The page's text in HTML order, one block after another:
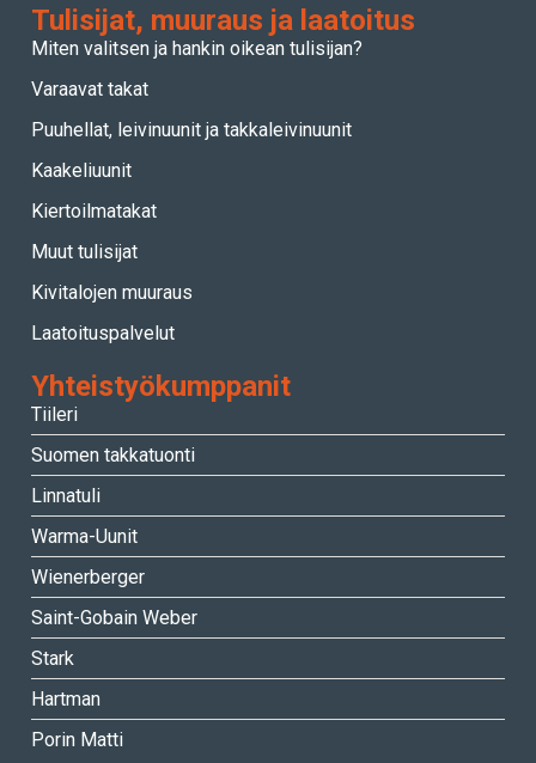
Tulisijat, muuraus ja laatoitus
Miten valitsen ja hankin oikean tulisijan?
Varaavat takat
Puuhellat, leivinuunit ja takkaleivinuunit
Kaakeliuunit
Kiertoilmatakat
Muut tulisijat
Kivitalojen muuraus
Laatoituspalvelut
Yhteistyökumppanit
Tiileri
Suomen takkatuonti
Linnatuli
Warma-Uunit
Wienerberger
Saint-Gobain Weber
Stark
Hartman
Porin Matti